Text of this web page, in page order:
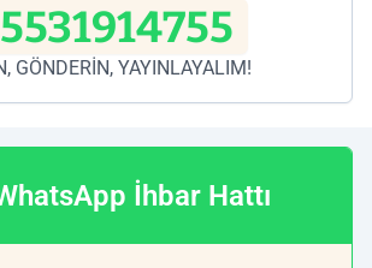
GÖNDERİN, YAYINLAYALIM!
İhbar Hattı